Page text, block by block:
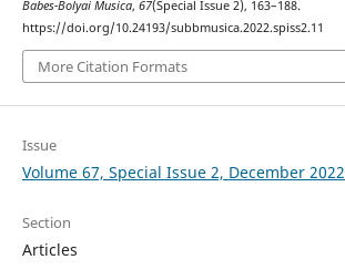
Babes-Bolyai Musica, 67(Special Issue 2), 163–188.
https://doi.org/10.24193/subbmusica.2022.spiss2.11
More Citation Formats
Issue
Volume 67, Special Issue 2, December 2022
Section
Articles